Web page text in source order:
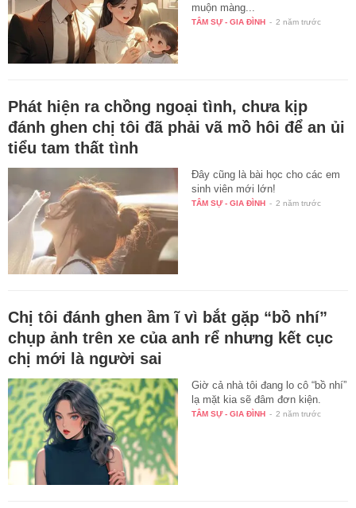
muộn màng...
TÂM SỰ - GIA ĐÌNH - 2 năm trước
Phát hiện ra chồng ngoại tình, chưa kịp
đánh ghen chị tôi đã phải vã mồ hôi để an ủi
tiểu tam thất tình
Đây cũng là bài học cho các em
sinh viên mới lớn!
TÂM SỰ - GIA ĐÌNH - 2 năm trước
Chị tôi đánh ghen ầm ĩ vì bắt gặp “bồ nhí”
chụp ảnh trên xe của anh rể nhưng kết cục
chị mới là người sai
Giờ cả nhà tôi đang lo cô “bồ nhí”
lạ mặt kia sẽ đâm đơn kiện.
TÂM SỰ - GIA ĐÌNH - 2 năm trước